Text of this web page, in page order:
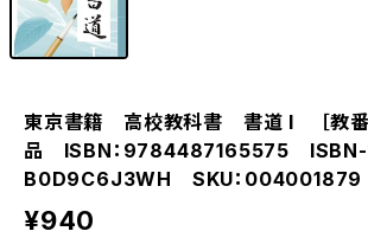
東京書籍 高校教科書 書道 I ［教番
品 ISBN：9784487165575 ISBN-
B0D9C6J3WH SKU：004001879
¥940